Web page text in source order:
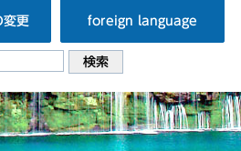
変更 foreign language